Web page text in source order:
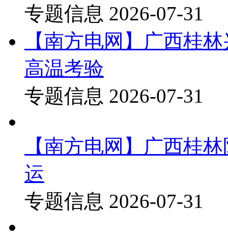
专题信息 2026-07-31
【南方电网】广西桂
高温考验
专题信息 2026-07-31
【南方电网】广西桂
运
专题信息 2026-07-31